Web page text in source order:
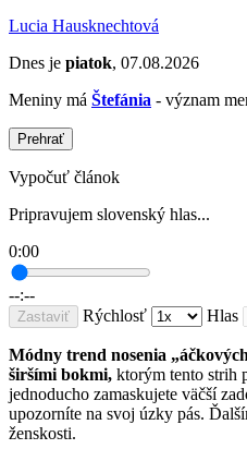
Lucia Hausknechtová
Dnes je piatok, 07.08.2026
Meniny má Štefánia - význam
Prehrať
Vypočuť článok
Pripravujem slovenský hlas...
0:00
--:--
Zastaviť Rýchlosť Hlas
Módny trend nosenia
širšími bokmi, ktorým tento strih
jednoducho zamaskujete väčší
upozorníte na svoj úzky pás.
ženskosti.